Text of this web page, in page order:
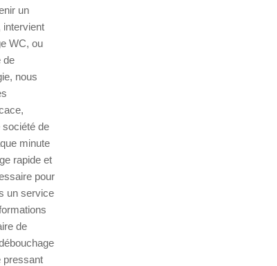
un
intervient
WC, ou
de
nous
de
minute
rapide et
pour
un service
de
pressant